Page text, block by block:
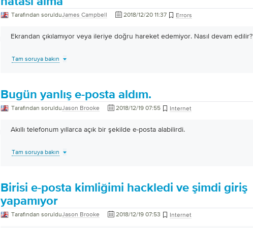
Tarafından sorulduJames Campbell 2018/12/20 11:37 Errors
Ekrandan çıkılamıyor veya ileriye doğru hareket edemiyor. Nasıl devam edilir?
Tam soruya bakın
Bugün yanlış e-posta aldım.
Tarafından sorulduJason Brooke 2018/12/19 07:55 Internet
Akıllı telefonum yıllarca açık bir şekilde e-posta alabilirdi.
Tam soruya bakın
Birisi e-posta kimliğimi hackledi ve şimdi giriş
yapamıyor
Tarafından sorulduJason Brooke 2018/12/19 07:53 Internet